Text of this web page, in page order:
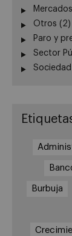
Mercados
Otros (2)
Paro y
Sector
Sociedad
Burbuja